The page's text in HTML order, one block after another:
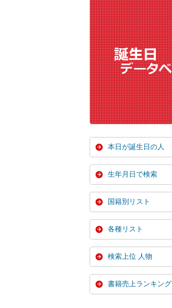
本日が誕生日の人
生年月日で検索
国籍別リスト
各種リスト
検索上位 人物
書籍売上ランキング